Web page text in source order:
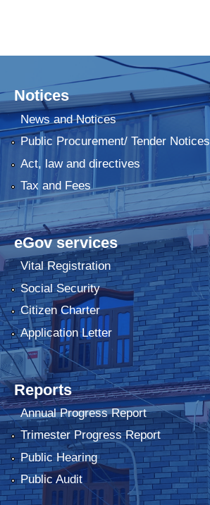
Notices
News and Notices
Public Procurement/ Tender Notices
Act, law and directives
Tax and Fees
eGov services
Vital Registration
Social Security
Citizen Charter
Application Letter
Reports
Annual Progress Report
Trimester Progress Report
Public Hearing
Public Audit